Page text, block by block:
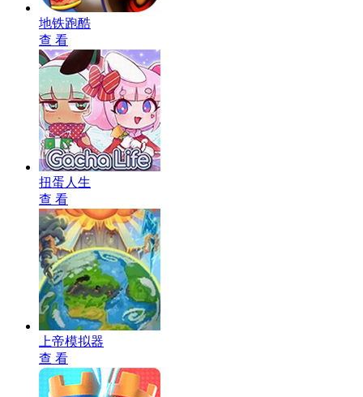
地铁跑酷
查 看
扭蛋人生
查 看
上帝模拟器
查 看